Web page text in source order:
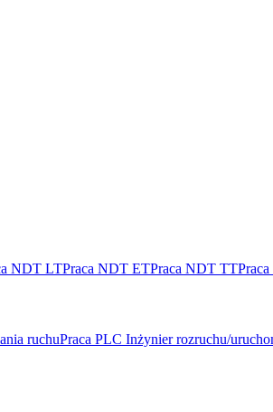
NDT LTPraca NDT ETPraca NDT TT
ruchuPraca PLC Inżynier rozruchu/